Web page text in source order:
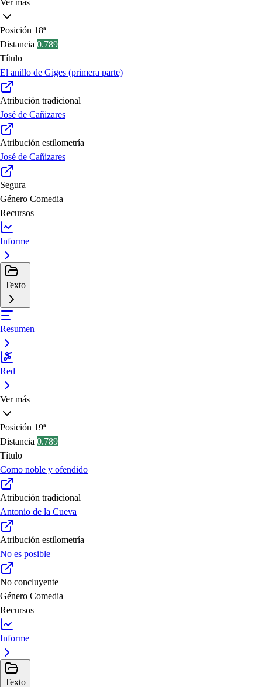
Ver más
Posición 18ª
Distancia 0.789
Título
El anillo de Giges (primera parte)
Atribución tradicional
José de Cañizares
Atribución estilometría
José de Cañizares
Segura
Género Comedia
Recursos
Informe
Texto
Resumen
Red
Ver más
Posición 19ª
Distancia 0.789
Título
Como noble y ofendido
Atribución tradicional
Antonio de la Cueva
Atribución estilometría
No es posible
No concluyente
Género Comedia
Recursos
Informe
Texto